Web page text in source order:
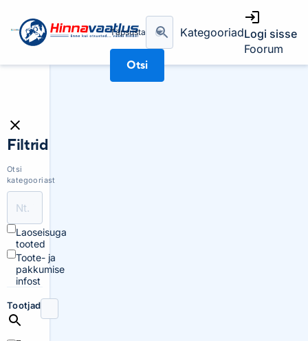
Täpsusta
Otsi
KategooriadLogi sisse
Foorum
Filtrid
Otsi
kategooriast
Laoseisuga
tooted
Toote- ja
pakkumise
infost
Tootjad